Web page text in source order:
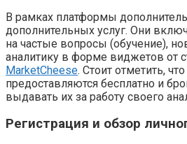
В рамках платформы
дополнительных услуг. Они
на частые вопросы (обучение),
аналитику в форме виджетов от
MarketCheese. Стоит отметить,
предоставляются бесплатно и
выдавать их за работу своего
Регистрация и обзор